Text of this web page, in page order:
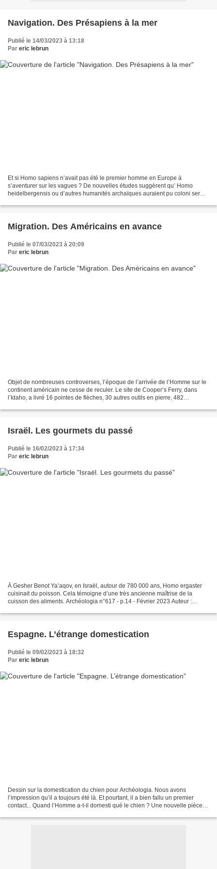
Navigation. Des Présapiens à la mer
Publié le 14/03/2023 à 13:18
Par eric lebrun
Et si Homo sapiens n’avait pas été le premier homme en Europe à
s’aventurer sur les vagues ? De nouvelles études suggèrent qu’ Homo
heidelbergensis ou d’autres humanités archaïques auraient pu coloni ser
Migration. Des Américains en avance
Publié le 07/03/2023 à 20:09
Par eric lebrun
Objet de nombreuses controverses, l’époque de l’arrivée de l’Homme sur le
continent américain ne cesse de reculer. Le site de Cooper’s Ferry, dans
l’Idaho, a livré 16 pointes de flèches, 30 autres outils en pierre, 482
Israël. Les gourmets du passé
Publié le 16/02/2023 à 17:34
Par eric lebrun
À Gesher Benot Ya’aqov, en Israël, autour de 780 000 ans, Homo ergaster
cuisinait du poisson. Cela témoigne d’une très ancienne maîtrise de la
cuisson des aliments. Archéologia n°617 - p.14 - Février 2023 Auteur :
Espagne. L’étrange domestication
Publié le 09/02/2023 à 18:32
Par eric lebrun
Dessin sur la domestication du chien pour Archéologia. Nous avons
l’impression qu’il a toujours été là. Et pourtant, il a bien fallu un premier
contact... Quand l’Homme a-t-il domesti qué le chien ? Une nouvelle pièce